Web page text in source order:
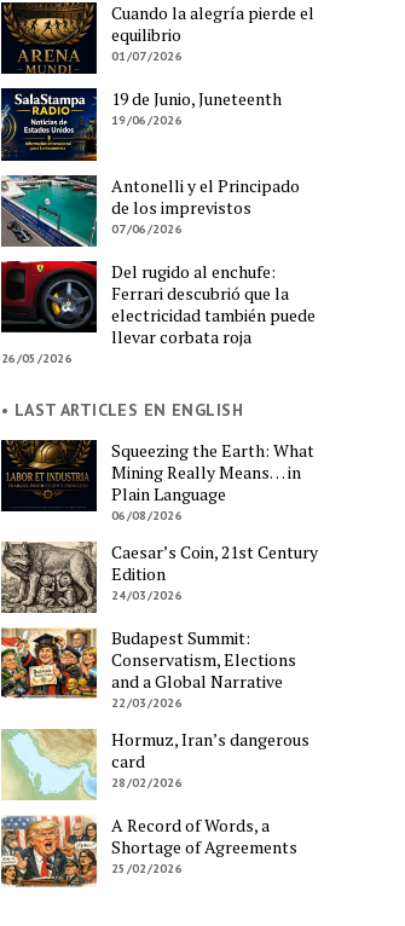
Cuando la alegría pierde el
equilibrio
01/07/2026
19 de Junio, Juneteenth
19/06/2026
Antonelli y el Principado
de los imprevistos
07/06/2026
Del rugido al enchufe:
Ferrari descubrió que la
electricidad también puede
llevar corbata roja
26/05/2026
• LAST ARTICLES EN ENGLISH
Squeezing the Earth: What
Mining Really Means… in
Plain Language
06/08/2026
Caesar’s Coin, 21st Century
Edition
24/03/2026
Budapest Summit:
Conservatism, Elections
and a Global Narrative
22/03/2026
Hormuz, Iran’s dangerous
card
28/02/2026
A Record of Words, a
Shortage of Agreements
25/02/2026